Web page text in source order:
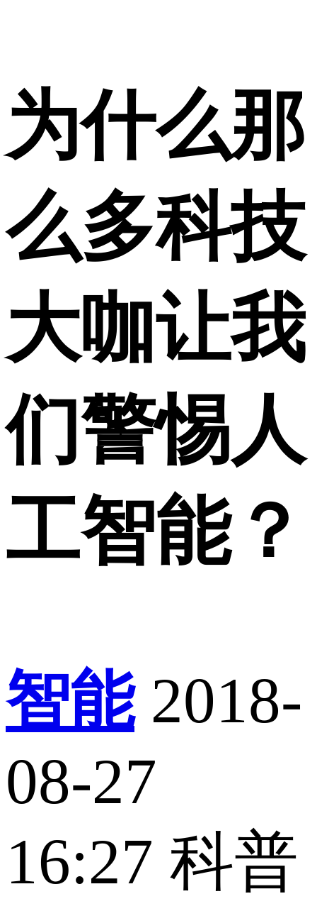
为什么那
么多科技
大咖让我
们警惕人
工智能？
智能 2018-
08-27
16:27 科普